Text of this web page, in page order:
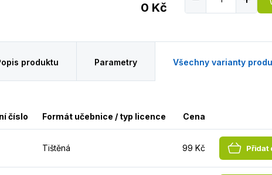
0 Kč
produktu Parametry Všechny varianty
číslo Formát učebnice / typ licence Cena
Tištěná 99 Kč Přidat